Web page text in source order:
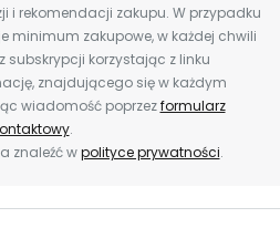
i rekomendacji zakupu. W przypadku
minimum zakupowe, w każdej chwili
subskrypcji korzystając z linku
znajdującego się w każdym
wiadomość poprzezformularz
.
znaleźć wpolityce prywatności.